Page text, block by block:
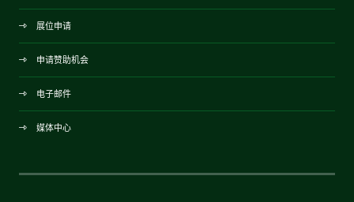
展位申请
申请赞助机会
电子邮件
媒体中心